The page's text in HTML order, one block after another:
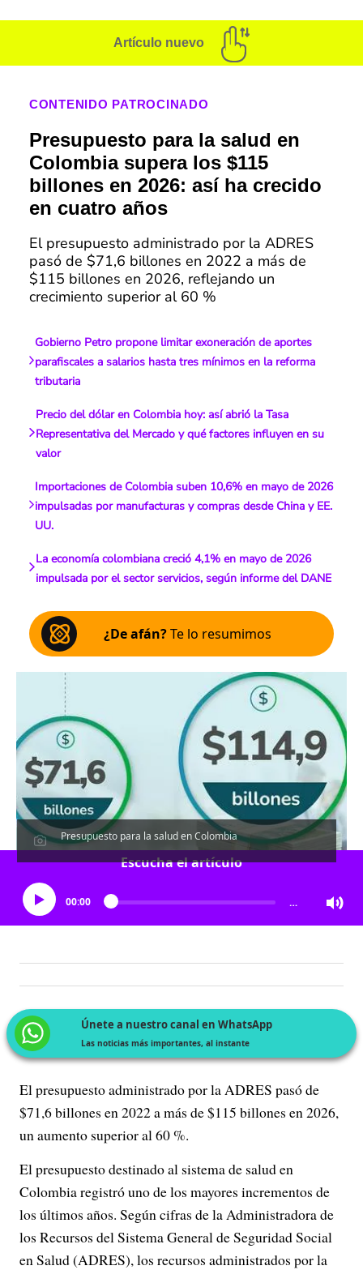
Artículo nuevo
CONTENIDO PATROCINADO
Presupuesto para la salud en
Colombia supera los $115
billones en 2026: así ha crecido
en cuatro años
El presupuesto administrado por la ADRES
pasó de $71,6 billones en 2022 a más de
$115 billones en 2026, reflejando un
crecimiento superior al 60 %
Gobierno Petro propone limitar exoneración de aportes
parafiscales a salarios hasta tres mínimos en la reforma
tributaria
Precio del dólar en Colombia hoy: así abrió la Tasa
Representativa del Mercado y qué factores influyen en su
valor
Importaciones de Colombia suben 10,6% en mayo de 2026
impulsadas por manufacturas y compras desde China y EE.
UU.
La economía colombiana creció 4,1% en mayo de 2026
impulsada por el sector servicios, según informe del DANE
¿De afán?Te lo resumimos
Presupuesto para la salud en Colombia
Escucha el artículo
00:00 …
Únete a nuestro canal en WhatsApp
Las noticias más importantes, al instante
El presupuesto administrado por la ADRES pasó de
$71,6 billones en 2022 a más de $115 billones en 2026,
un aumento superior al 60 %.
El presupuesto destinado al sistema de salud en
Colombia registró uno de los mayores incrementos de
los últimos años. Según cifras de la Administradora de
los Recursos del Sistema General de Seguridad Social
en Salud (ADRES), los recursos administrados por la